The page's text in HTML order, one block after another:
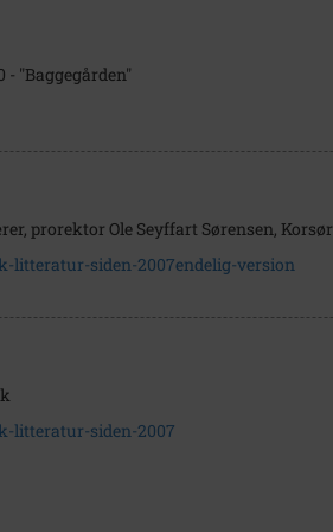
- "Baggegården"
prorektor Ole Seyffart Sørensen, Korsør
litteratur-siden-2007endelig-version
litteratur-siden-2007